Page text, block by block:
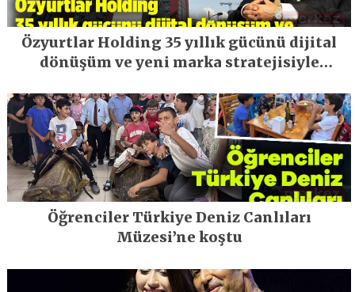
Özyurtlar Holding 35 yıllık gücünü dijital
dönüşüm ve yeni marka stratejisiyle
Öğrenciler Türkiye Deniz Canlıları
Müzesi’ne koştu